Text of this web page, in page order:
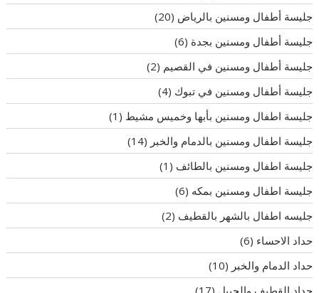
جليسة أطفال ومسنين بالرياض (20)
جليسة أطفال ومسنين بجدة (6)
جليسة أطفال ومسنين في القصيم (2)
جليسة أطفال ومسنين في تبوك (4)
جليسة اطفال ومسنين بأبها وخميس مشيط (1)
جليسة اطفال ومسنين بالدمام والخبر (14)
جليسة اطفال ومسنين بالطائف (1)
جليسة اطفال ومسنين بمكه (6)
جليسه اطفال بالشهر بالقطيف (2)
حداد الاحساء (6)
حداد الدمام والخبر (10)